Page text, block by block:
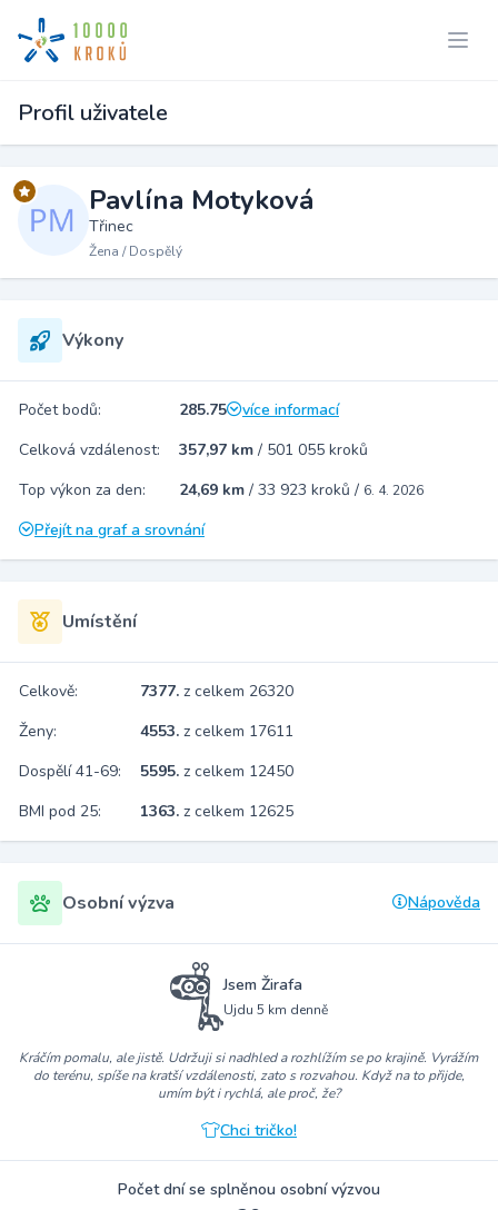
Profil uživatele
Pavlína Motyková
Třinec
Žena / Dospělý
Výkony
Počet bodů: 285.75
více informací
Celková vzdálenost:
357,97 km / 501 055 kroků
Top výkon za den:
24,69 km / 33 923 kroků / 6. 4. 2026
Přejít na graf a srovnání
Umístění
Celkově: 7377. z celkem 26320
Ženy:
4553. z celkem 17611
Dospělí 41-69:
5595. z celkem 12450
BMI pod 25:
1363. z celkem 12625
Osobní výzva Nápověda
Jsem Žirafa
Ujdu 5 km denně
Kráčím pomalu, ale jistě. Udržuji si nadhled a rozhlížím se po krajině. Vyrážím
do terénu, spíše na kratší vzdálenosti, zato s rozvahou. Když na to přijde,
umím být i rychlá, ale proč, že?
Chci tričko!
Počet dní se splněnou osobní výzvou